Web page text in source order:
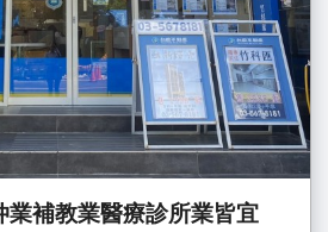
業補教業醫療診所業皆宜